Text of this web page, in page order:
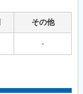
その他
-